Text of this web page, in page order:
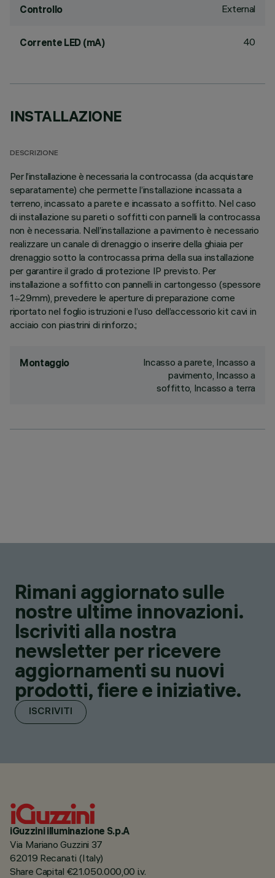
Controllo External
Corrente LED (mA) 40
INSTALLAZIONE
DESCRIZIONE
Per l’installazione è necessaria la controcassa (da acquistare
separatamente) che permette l’installazione incassata a
terreno, incassato a parete e incassato a soffitto. Nel caso
di installazione su pareti o soffitti con pannelli la controcassa
non è necessaria. Nell’installazione a pavimento è necessario
realizzare un canale di drenaggio o inserire della ghiaia per
drenaggio sotto la controcassa prima della sua installazione
per garantire il grado di protezione IP previsto. Per
installazione a soffitto con pannelli in cartongesso (spessore
1÷29mm), prevedere le aperture di preparazione come
riportato nel foglio istruzioni e l’uso dell’accessorio kit cavi in
acciaio con piastrini di rinforzo.;
Montaggio
Incasso a parete, Incasso a
pavimento, Incasso a
soffitto, Incasso a terra
Rimani aggiornato sulle
nostre ultime innovazioni.
Iscriviti alla nostra
newsletter per ricevere
aggiornamenti su nuovi
prodotti, fiere e iniziative.
ISCRIVITI
iGuzzini illuminazione S.p.A
Via Mariano Guzzini 37
62019 Recanati (Italy)
Share Capital €21.050.000,00 i.v.